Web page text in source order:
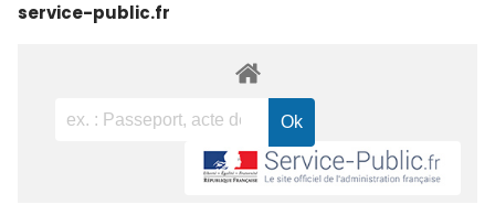
service-public.fr